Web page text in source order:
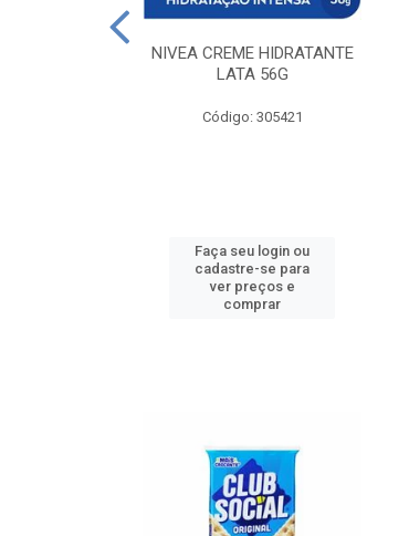
NIVEA CREME HIDRATANTE
LATA 56G
Código: 305421
Faça seu login ou
cadastre-se para
ver preços e
comprar